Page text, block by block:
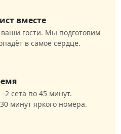
вместе
гости. Мы подготовим
в самое сердце.
сета по 45 минут.
минут яркого номера.